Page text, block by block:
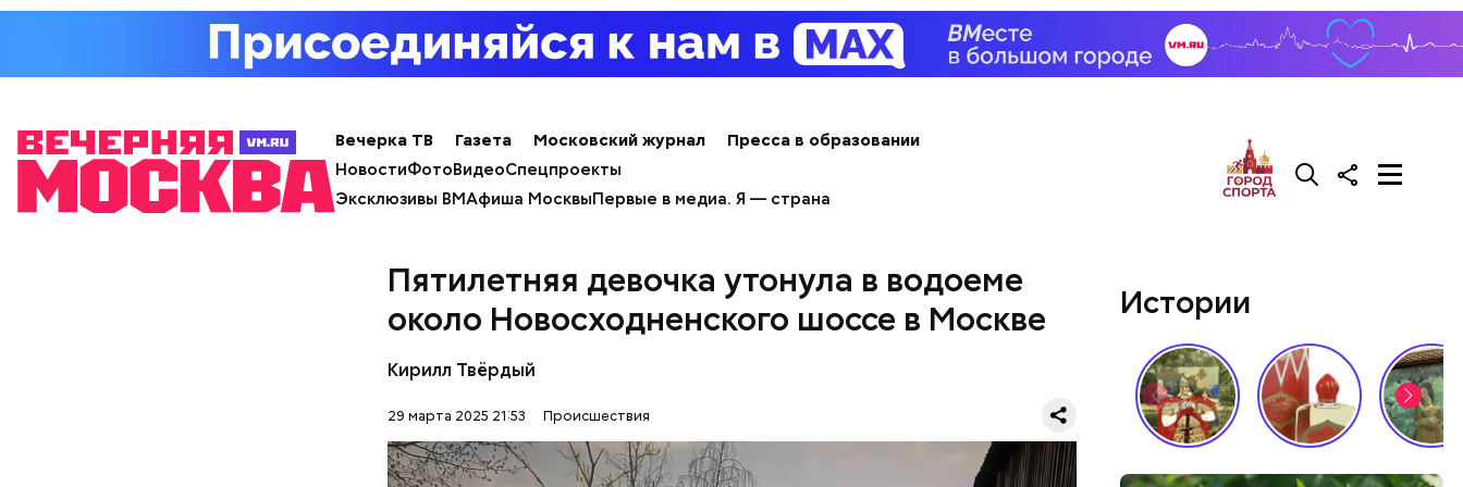
Вечерка ТВ Газета Московский журнал
Пресса в образовании
НовостиФотоВидеоСпецпроекты
Эксклюзивы ВМАфиша МосквыПервые в медиа. Я — страна
Пятилетняя девочка утонула в водоеме
около Новосходненского шоссе в Москве
Кирилл Твёрдый
29 марта 2025 21:53 Происшествия
Примечательно, что летом 2023 года на Мутаева уже нападали возле
Школы единоборств. Тогда неизвестный несколько раз выстрелил в
Истории